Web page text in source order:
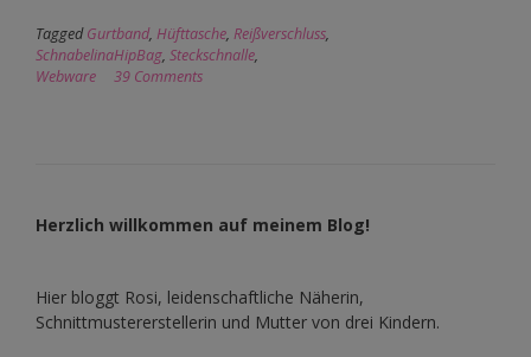
TaggedGurtband, Hüfttasche, Reißverschluss,
SchnabelinaHipBag, Steckschnalle,
Webware
39 Comments
Herzlich willkommen auf meinem Blog!
Hier bloggt Rosi, leidenschaftliche Näherin,
Schnittmustererstellerin und Mutter von drei Kindern.